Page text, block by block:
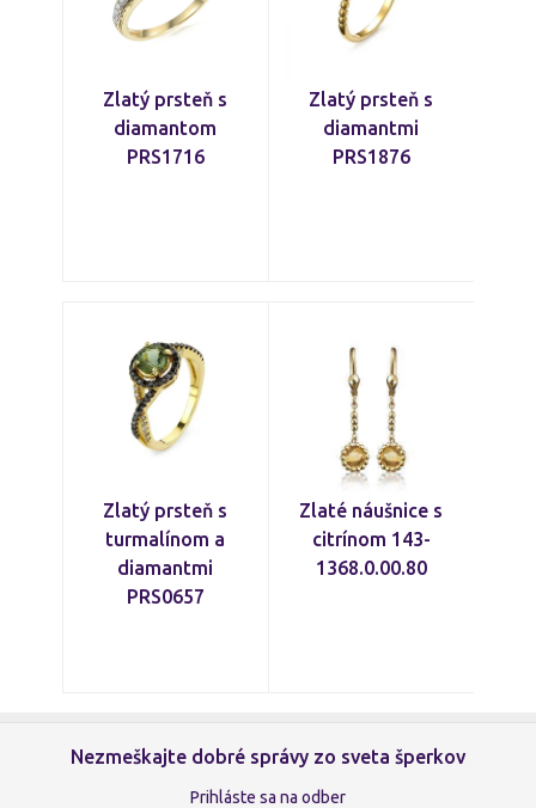
Zlatý prsteň s
diamantom
PRS1716
Zlatý prsteň s
diamantmi
PRS1876
Zlatý prsteň s
turmalínom a
diamantmi
PRS0657
Zlaté náušnice s
citrínom 143-
1368.0.00.80
Nezmeškajte dobré správy zo sveta šperkov
Prihláste sa na odber